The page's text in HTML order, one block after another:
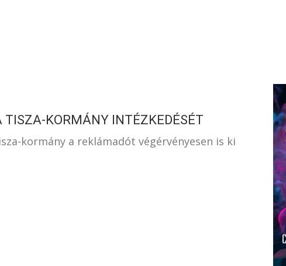
TISZA-KORMÁNY INTÉZKEDÉSÉT
kormány a reklámadót végérvényesen is ki